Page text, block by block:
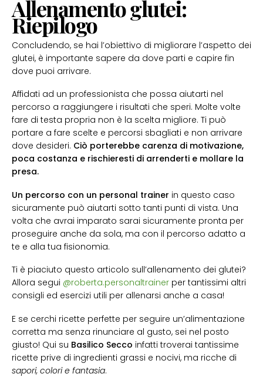
Allenamento glutei:
Riepilogo
Concludendo, se hai l’obiettivo di migliorare l’aspetto dei
glutei, è importante sapere da dove parti e capire fin
dove puoi arrivare.
Affidati ad un professionista che possa aiutarti nel
percorso a raggiungere i risultati che speri. Molte volte
fare di testa propria non è la scelta migliore. Ti può
portare a fare scelte e percorsi sbagliati e non arrivare
dove desideri. Ciò porterebbe carenza di motivazione,
poca costanza e rischieresti di arrenderti e mollare la
presa.
Un percorso con un personal trainer in questo caso
sicuramente può aiutarti sotto tanti punti di vista. Una
volta che avrai imparato sarai sicuramente pronta per
proseguire anche da sola, ma con il percorso adatto a
te e alla tua fisionomia.
Ti è piaciuto questo articolo sull’allenamento dei glutei?
Allora segui @roberta.personaltrainer per tantissimi altri
consigli ed esercizi utili per allenarsi anche a casa!
E se cerchi ricette perfette per seguire un’alimentazione
corretta ma senza rinunciare al gusto, sei nel posto
giusto! Qui su Basilico Secco infatti troverai tantissime
ricette prive di ingredienti grassi e nocivi, ma ricche di
sapori, colori e fantasia.